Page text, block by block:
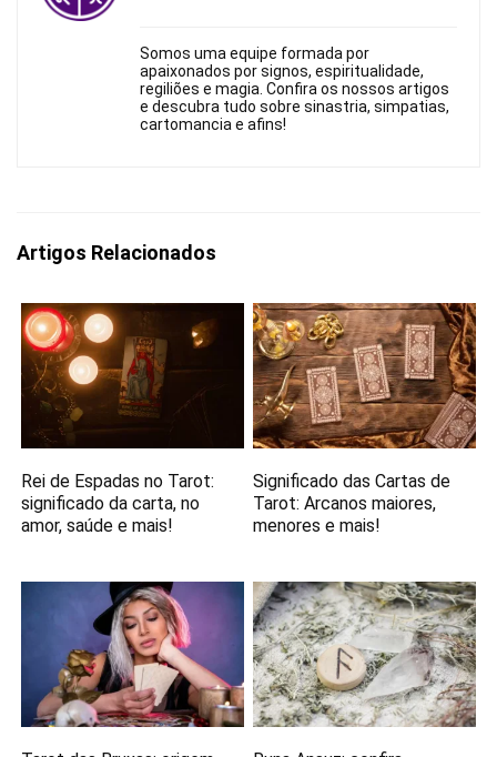
Somos uma equipe formada por
apaixonados por signos, espiritualidade,
regiliões e magia. Confira os nossos artigos
e descubra tudo sobre sinastria, simpatias,
cartomancia e afins!
Artigos Relacionados
Rei de Espadas no Tarot:
significado da carta, no
amor, saúde e mais!
Significado das Cartas de
Tarot: Arcanos maiores,
menores e mais!